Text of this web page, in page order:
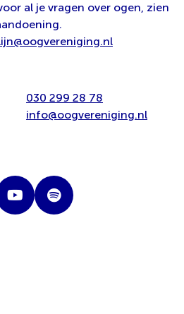
al je vragen over ogen, zien
030 299 28 78
info@oogvereniging.nl